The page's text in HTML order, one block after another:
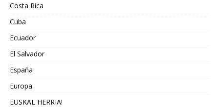
Costa Rica
Cuba
Ecuador
El Salvador
España
Europa
EUSKAL HERRIA!